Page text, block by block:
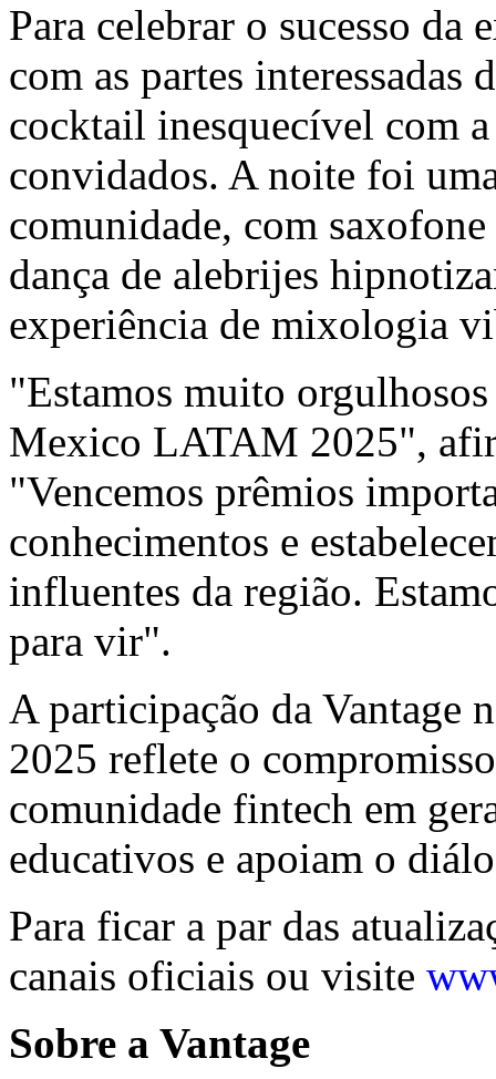
Para celebrar o sucesso da
com as partes interessadas
cocktail inesquecível com
convidados. A noite foi
comunidade, com
dança de alebrijes
experiência de mixologia
"Estamos muito
Mexico LATAM 2025",
"Vencemos prêmios
conhecimentos e
influentes da região.
para vir".
A participação da
2025 reflete o
comunidade fintech em
educativos e apoiam o
Para ficar a par das
canais oficiais ou visite
Sobre a Vantage